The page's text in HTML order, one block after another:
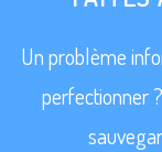
Un problème
perfectionner